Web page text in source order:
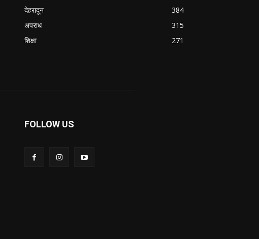
देहरादून
384
अपराध
315
शिक्षा
271
FOLLOW US